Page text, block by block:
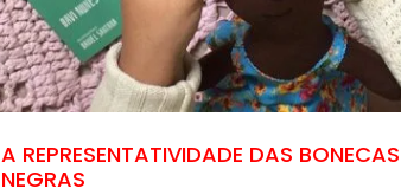
A REPRESENTATIVIDADE DAS BONECAS
NEGRAS